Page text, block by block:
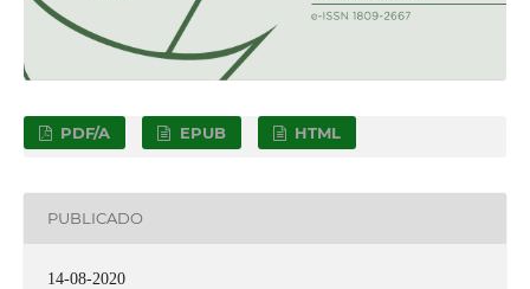
PDF/A EPUB HTML
PUBLICADO
14-08-2020